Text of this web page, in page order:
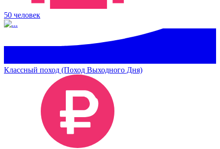
50 человек
Классный поход (Поход Выходного Дня)